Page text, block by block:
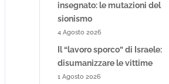
insegnato: le mutazioni del
sionismo
4 Agosto 2026
Il “lavoro sporco” di Israele:
disumanizzare le vittime
1 Agosto 2026